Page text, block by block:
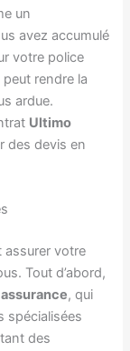
un
avez accumulé
votre police
peut rendre la
ardue.
Ultimo
des devis en
assurer votre
Tout d’abord,
, qui
spécialisées
des